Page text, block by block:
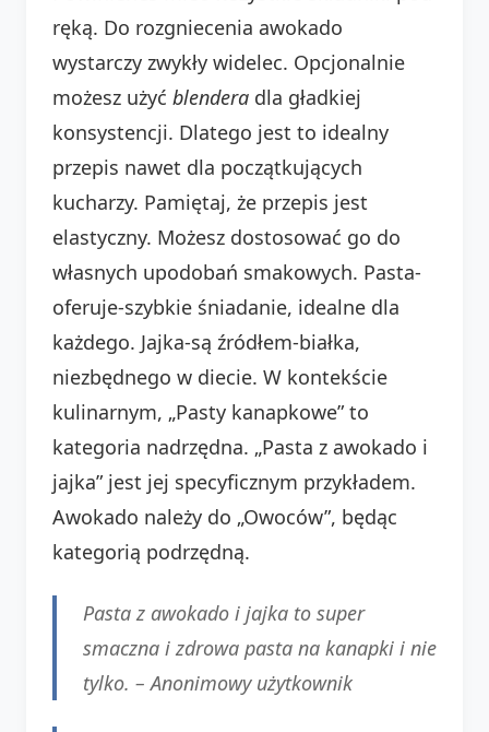
ręką. Do rozgniecenia awokado
wystarczy zwykły widelec. Opcjonalnie
możesz użyć blendera dla gładkiej
konsystencji. Dlatego jest to idealny
przepis nawet dla początkujących
kucharzy. Pamiętaj, że przepis jest
elastyczny. Możesz dostosować go do
własnych upodobań smakowych. Pasta-
oferuje-szybkie śniadanie, idealne dla
każdego. Jajka-są źródłem-białka,
niezbędnego w diecie. W kontekście
kulinarnym, „Pasty kanapkowe” to
kategoria nadrzędna. „Pasta z awokado i
jajka” jest jej specyficznym przykładem.
Awokado należy do „Owoców”, będąc
kategorią podrzędną.
Pasta z awokado i jajka to super
smaczna i zdrowa pasta na kanapki i nie
tylko. –Anonimowy użytkownik